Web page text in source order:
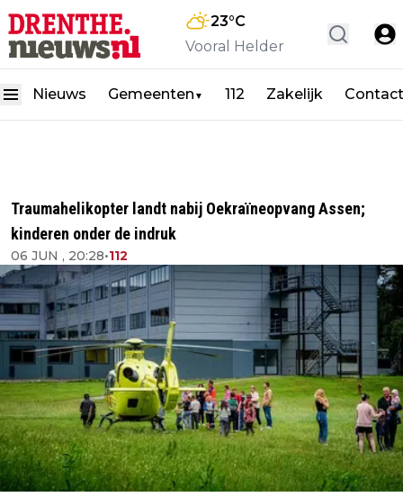
23°C
Vooral Helder
Nieuws Gemeenten ▼ 112 Zakelijk Contact
Traumahelikopter landt nabij Oekraïneopvang Assen;
kinderen onder de indruk
06 JUN , 20:28•112